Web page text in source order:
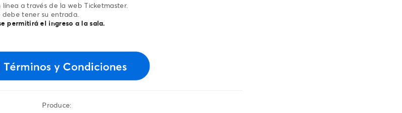
a través de la web Ticketmaster.
debe tener su entrada.
permitirá el ingreso a la sala.
Produce: